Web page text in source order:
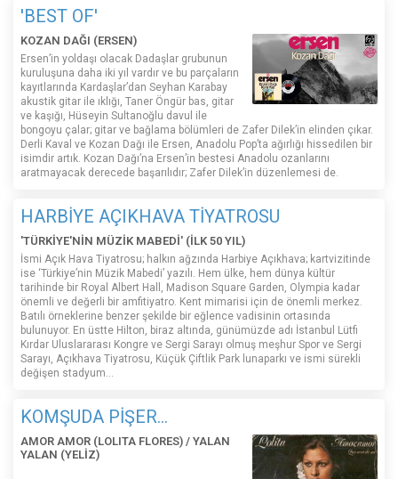
'BEST OF'
KOZAN DAĞI (ERSEN)
Ersen’in yoldaşı olacak Dadaşlar grubunun
kuruluşuna daha iki yıl vardır ve bu parçaların
kayıtlarında Kardaşlar’dan Seyhan Karabay
akustik gitar ile ıklığı, Taner Öngür bas, gitar
ve kaşığı, Hüseyin Sultanoğlu davul ile
bongoyu çalar; gitar ve bağlama bölümleri de Zafer Dilek’in elinden çıkar.
Derli Kaval ve Kozan Dağı ile Ersen, Anadolu Pop’ta ağırlığı hissedilen bir
isimdir artık. Kozan Dağı’na Ersen’in bestesi Anadolu ozanlarını
aratmayacak derecede başarılıdır; Zafer Dilek’in düzenlemesi de.
HARBİYE AÇIKHAVA TİYATROSU
'TÜRKİYE'NİN MÜZİK MABEDİ' (İLK 50 YIL)
İsmi Açık Hava Tiyatrosu; halkın ağzında Harbiye Açıkhava; kartvizitinde
ise ‘Türkiye’nin Müzik Mabedi’ yazılı. Hem ülke, hem dünya kültür
tarihinde bir Royal Albert Hall, Madison Square Garden, Olympia kadar
önemli ve değerli bir amfitiyatro. Kent mimarisi için de önemli merkez.
Batılı örneklerine benzer şekilde bir eğlence vadisinin ortasında
bulunuyor. En üstte Hilton, biraz altında, günümüzde adı İstanbul Lütfi
Kırdar Uluslararası Kongre ve Sergi Sarayı olmuş meşhur Spor ve Sergi
Sarayı, Açıkhava Tiyatrosu, Küçük Çiftlik Park lunaparkı ve ismi sürekli
değişen stadyum…
KOMŞUDA PİŞER...
AMOR AMOR (LOLITA FLORES) / YALAN
YALAN (YELİZ)